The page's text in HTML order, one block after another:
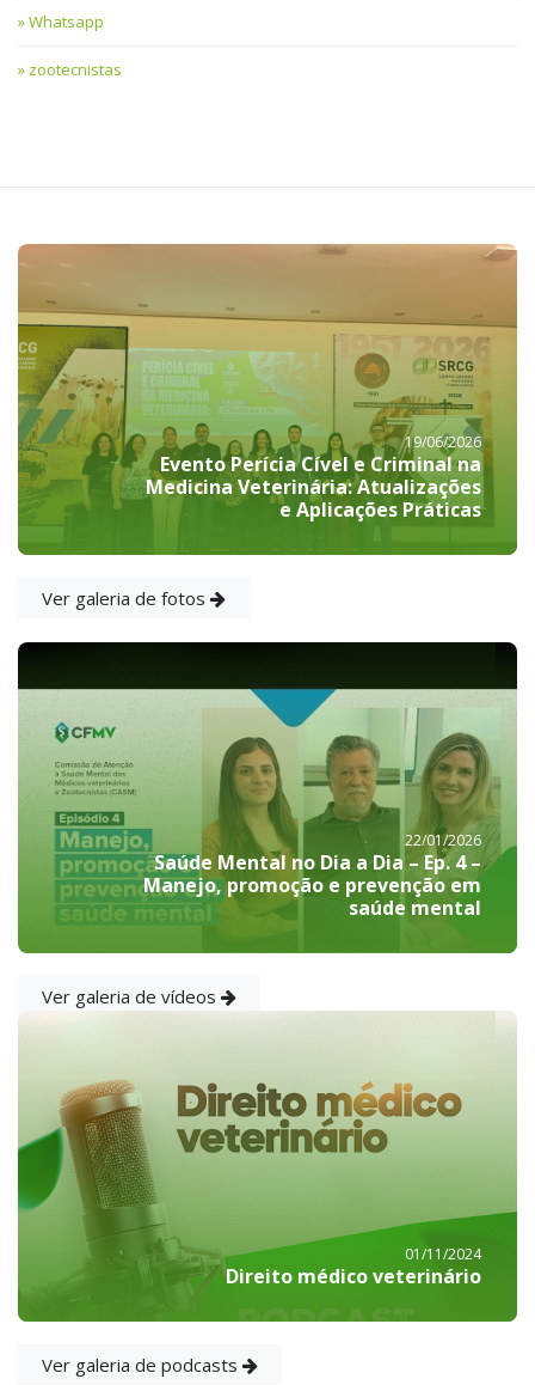
Whatsapp
zootecnistas
19/06/2026
Evento Perícia Cível e Criminal na
Medicina Veterinária: Atualizações
e Aplicações Práticas
Ver galeria de fotos
22/01/2026
Saúde Mental no Dia a Dia – Ep. 4 –
Manejo, promoção e prevenção em
saúde mental
Ver galeria de vídeos
01/11/2024
Direito médico veterinário
Ver galeria de podcasts